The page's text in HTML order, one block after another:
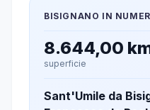
BISIGNANO IN
8.644,00
superficie
Sant'Umile da